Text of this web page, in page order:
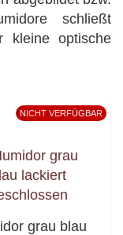
schließt
kleine optische
NICHT VERFÜGBAR
grau blau